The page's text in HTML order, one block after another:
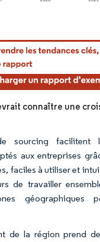
La réutilisation nécessite
connaître une
sourcing facilitent
aux entreprises
faciles à utiliser et
de travailler
géographiques
de la région prend